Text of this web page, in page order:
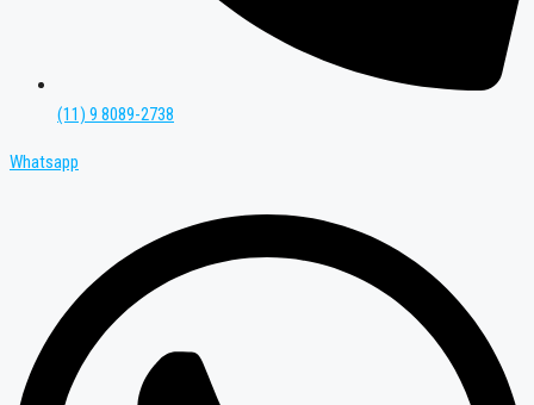
(11) 9 8089-2738
Whatsapp